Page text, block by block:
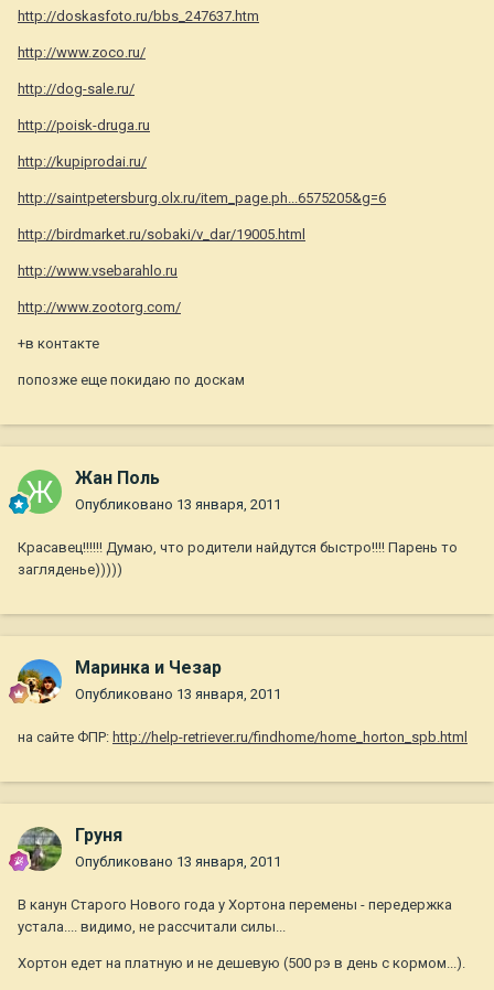
http://doskasfoto.ru/bbs_247637.htm
http://www.zoco.ru/
http://dog-sale.ru/
http://poisk-druga.ru
http://kupiprodai.ru/
http://saintpetersburg.olx.ru/item_page.ph...6575205&g=6
http://birdmarket.ru/sobaki/v_dar/19005.html
http://www.vsebarahlo.ru
http://www.zootorg.com/
+в контакте
попозже еще покидаю по доскам
Жан Поль
Опубликовано 13 января, 2011
Красавец!!!!!! Думаю, что родители найдутся быстро!!!! Парень то
загляденье)))))
Маринка и Чезар
Опубликовано 13 января, 2011
на сайте ФПР: http://help-retriever.ru/findhome/home_horton_spb.html
Груня
Опубликовано 13 января, 2011
В канун Старого Нового года у Хортона перемены - передержка
устала.... видимо, не рассчитали силы...
Хортон едет на платную и не дешевую (500 рэ в день с кормом...).